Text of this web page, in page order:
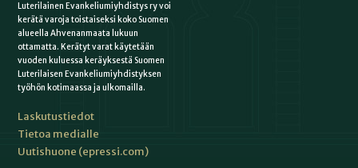
Luterilainen Evankeliumiyhdistys ry voi
kerätä varoja toistaiseksi koko Suomen
alueella Ahvenanmaata lukuun
ottamatta. Kerätyt varat käytetään
vuoden kuluessa keräyksestä Suomen
Luterilaisen Evankeliumiyhdistyksen
työhön kotimaassa ja ulkomailla.
Laskutustiedot
Tietoa medialle
Uutishuone (epressi.com)